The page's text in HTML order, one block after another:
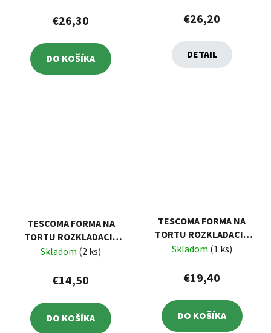
€26,30
DO KOŠÍKA
€26,20
DETAIL
TESCOMA FORMA NA
TORTU ROZKLADACIA
DELÍCIA Ø 18 CM
Skladom (2 ks)
€14,50
DO KOŠÍKA
TESCOMA FORMA NA
TORTU ROZKLADACIA
DELÍCIA Ø 20 CM, SO
Skladom (1 ks)
€19,40
DO KOŠÍKA